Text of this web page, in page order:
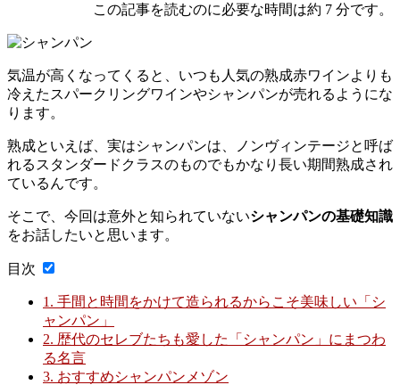
この記事を読むのに必要な時間は約 7 分です。
気温が高くなってくると、いつも人気の熟成赤ワインよりも
冷えたスパークリングワインやシャンパンが売れるようにな
ります。
熟成といえば、実はシャンパンは、ノンヴィンテージと呼ば
れるスタンダードクラスのものでもかなり長い期間熟成され
ているんです。
そこで、今回は意外と知られていないシャンパンの基礎知識
をお話したいと思います。
目次
1. 手間と時間をかけて造られるからこそ美味しい「シ
ャンパン」
2. 歴代のセレブたちも愛した「シャンパン」にまつわ
る名言
3. おすすめシャンパンメゾン